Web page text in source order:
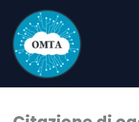
contenuto